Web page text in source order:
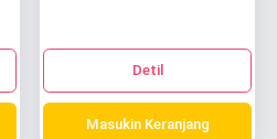
Detil
Masukin Keranjang